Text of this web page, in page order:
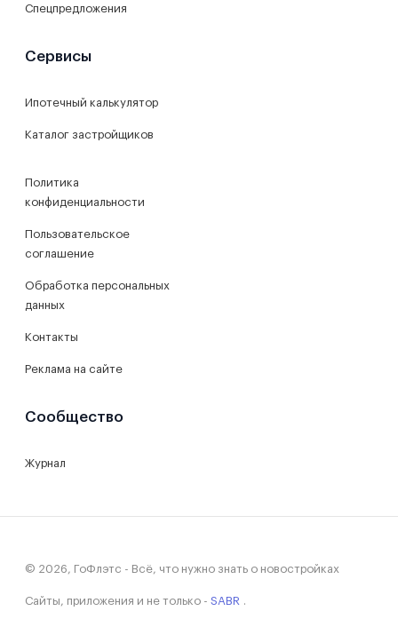
Спецпредложения
Сервисы
Ипотечный калькулятор
Каталог застройщиков
Политика
конфиденциальности
Пользовательское
соглашение
Обработка персональных
данных
Контакты
Реклама на сайте
Сообщество
Журнал
© 2026, ГоФлэтс - Всё, что нужно знать о новостройках
Сайты, приложения и не только - SABR